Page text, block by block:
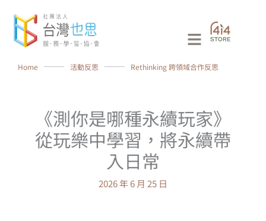
Main
Menu
Home ⸻ 活動反思 ⸻ Rethinking 跨領域合作反思
《測你是哪種永續玩家》
從玩樂中學習，將永續帶
入日常
2026 年 6 月 25 日